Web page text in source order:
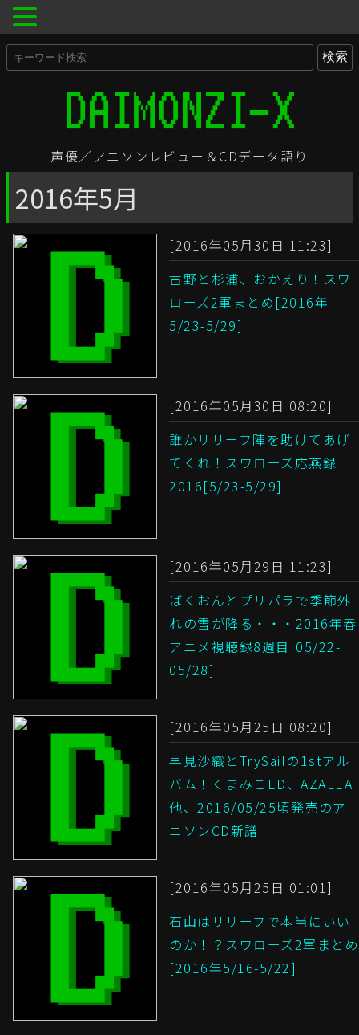
声優／アニソンレビュー＆CDデータ語り
2016年5月
[2016年05月30日 11:23]
古野と杉浦、おかえり！スワ
ローズ2軍まとめ[2016年
5/23-5/29]
[2016年05月30日 08:20]
誰かリリーフ陣を助けてあげ
てくれ！スワローズ応燕録
2016[5/23-5/29]
[2016年05月29日 11:23]
ばくおんとプリパラで季節外
れの雪が降る・・・2016年春
アニメ視聴録8週目[05/22-
05/28]
[2016年05月25日 08:20]
早見沙織とTrySailの1stアル
バム！くまみこED、AZALEA
他、2016/05/25頃発売のア
ニソンCD新譜
[2016年05月25日 01:01]
石山はリリーフで本当にいい
のか！？スワローズ2軍まとめ
[2016年5/16-5/22]